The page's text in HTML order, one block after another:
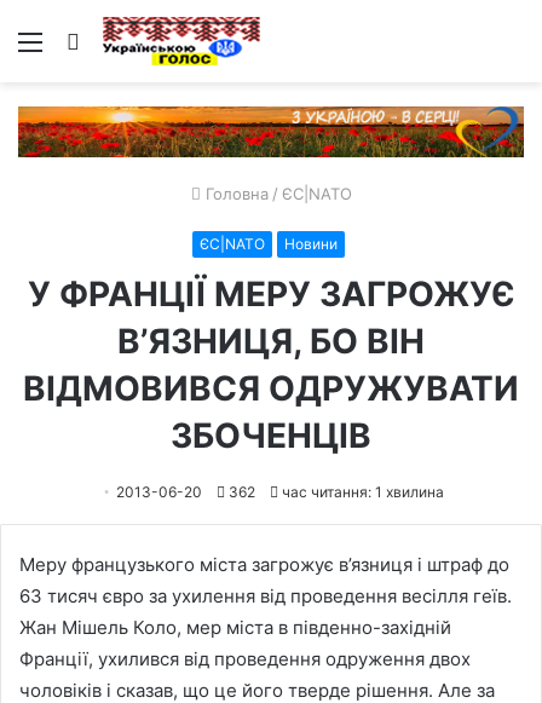
Меню Пошук
Головна / ЄС|NATO
ЄС|NATO Новини
У ФРАНЦІЇ МЕРУ ЗАГРОЖУЄ
В’ЯЗНИЦЯ, БО ВІН
ВІДМОВИВСЯ ОДРУЖУВАТИ
ЗБОЧЕНЦІВ
2013-06-20 362 час читання: 1 хвилина
Меру французького міста загрожує в’язниця і штраф до
63 тисяч євро за ухилення від проведення весілля геїв.
Жан Мішель Коло, мер міста в південно-західній
Франції, ухилився від проведення одруження двох
чоловіків і сказав, що це його тверде рішення. Але за